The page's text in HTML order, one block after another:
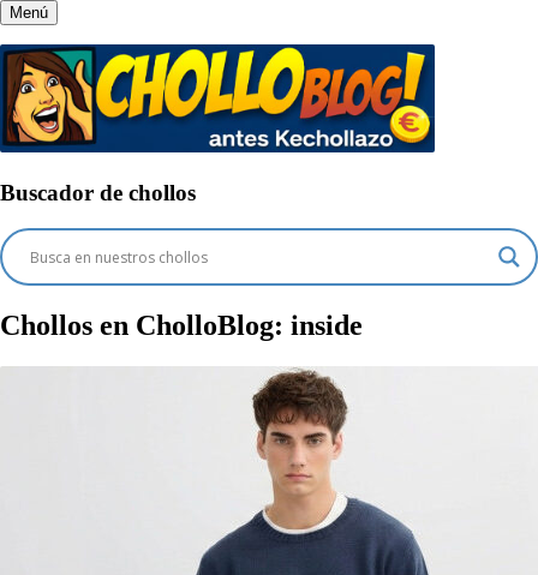
Menú
Buscador de chollos
Chollos en CholloBlog: inside